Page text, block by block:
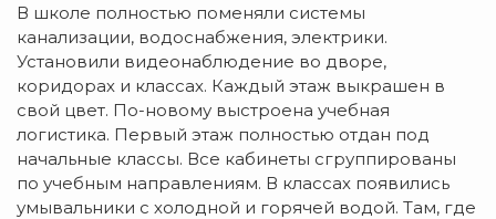
В школе полностью поменяли системы
канализации, водоснабжения, электрики.
Установили видеонаблюдение во дворе,
коридорах и классах. Каждый этаж выкрашен в
свой цвет. По-новому выстроена учебная
логистика. Первый этаж полностью отдан под
начальные классы. Все кабинеты сгруппированы
по учебным направлениям. В классах появились
умывальники с холодной и горячей водой. Там, где